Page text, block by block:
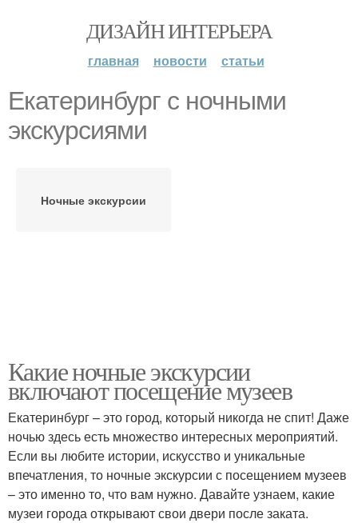
ДИЗАЙН ИНТЕРЬЕРА
главная новости статьи
Екатеринбург с ночными
экскурсиями
Ночные экскурсии
Какие ночные экскурсии
включают посещение музеев
Екатеринбург – это город, который никогда не спит! Даже
ночью здесь есть множество интересных мероприятий.
Если вы любите истории, искусство и уникальные
впечатления, то ночные экскурсии с посещением музеев
– это именно то, что вам нужно. Давайте узнаем, какие
музеи города открывают свои двери после заката.